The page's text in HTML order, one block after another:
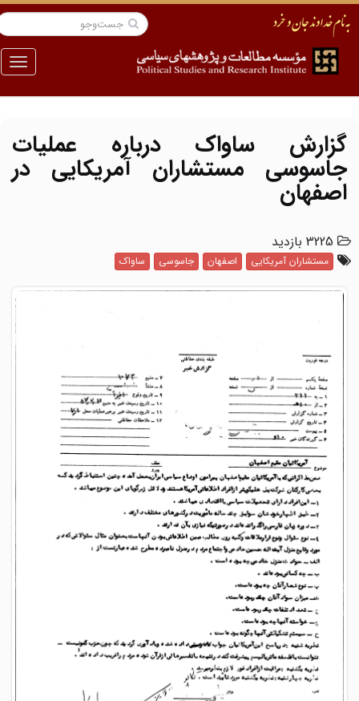
منو
گزارش ساواک درباره عملیات
جاسوسی مستشاران آمریکایی در
اصفهان
3225 بازدید
مستشاران آمریکایی اصفهان جاسوسی ساواک